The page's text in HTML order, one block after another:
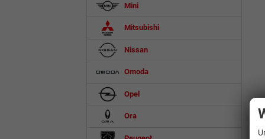
Mini
Mitsubishi
Nissan
Omoda
Opel
Ora